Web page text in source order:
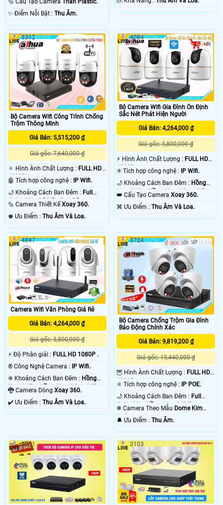
🔩 Cấu Tạo Camera
Thân Plastic.
️✨ Điểm Nỗi Bật : Thu Âm.
Bộ Camera Wifi Công Trình Chống
Trộm Thông Minh
Giá Bán: 5,515,200 ₫
Giá gốc: 7,640,000 ₫
🔅 Hình Ành Chất Lượng : FULL HD
1080P .
🤖️ Tích hợp công nghệ : IP Wifi.
🌙 Khoảng Cách Ban Đêm : Full
Color 30m Có Màu Ban Ðêm.
🔩 Camera Thiết KếXoay 360.
️♚ Ưu Điểm : Thu Âm Và Loa.
3312
Bộ Camera Wifi Gia Đình Ổn Định
Sắc Nét Phát Hiện Người
Giá Bán: 4,264,000 ₫
Giá gốc: 5,800,000 ₫
️⚡ Hình Ành Chất Lượng : FULL HD
1080P .
✳️ Tích hợp công nghệ : IP Wifi.
🌙 Khoảng Cách Ban Đêm : Hồng
Ngoại 10m Hồng Ngoại Smart IR.
👑 Cấu Tạo CameraXoay 360.
️⌘ Ưu Điểm :Thu Âm Và Loa.
4084
Camera Wifi Văn Phòng Giá Rẻ
Giá Bán: 4,264,000 ₫
Giá gốc: 5,800,000 ₫
️⚡ Độ Phân giải : FULL HD 1080P .
®️ Công Nghệ Camera :
IP Wifi.
❈ Khoảng Cách Ban Đêm : Hồng
Ngoại 15m Hồng Ngoại Smart IR.
🐉️ Camera Dòng Xoay 360.
️✔️ Ưu Điểm : Thu Âm Và Loa.
4847
Bộ Camera Chống Trộm Gia Đình
Báo Động Chính Xác
Giá Bán: 9,819,200 ₫
Giá gốc: 15,440,000 ₫
🦉 Hình Ành Chất Lượng : FULL HD
1080P .
⚛️ Tích hợp công nghệ :
IP POE.
🌙 Khoảng Cách Ban Đêm : Full
Color 20m Hồng Ngoại SMD.
❄ Camera Theo Mẫu Dome Kim
loại.
️🔔 Ưu Điểm :Thu Âm.
3724
3211 3103